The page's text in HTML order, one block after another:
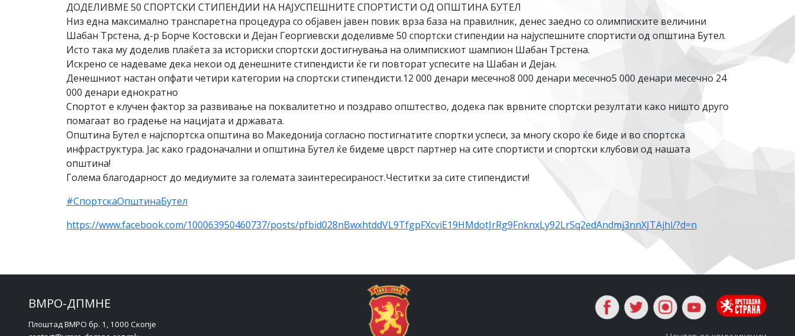
ДОДЕЛИВМЕ 50 СПОРТСКИ СТИПЕНДИИ НА НАЈУСПЕШНИТЕ СПОРТИСТИ ОД ОПШТИНА БУТЕЛ
Низ една максимално транспаретна процедура со објавен јавен повик врза база на правилник, денес заедно со олимписките величини
Шабан Трстена, д-р Борче Костовски и Дејан Георгиевски доделивме 50 спортски стипендии на најуспешните спортисти од општина Бутел.
Исто така му доделив плаќета за историски спортски достигнувања на олимпискиот шампион Шабан Трстена.
Искрено се надеваме дека некои од денешните стипендисти ќе ги повторат успесите на Шабан и Дејан.
Денешниот настан опфати четири категории на спортски стипендисти.12 000 денари месечно8 000 денари месечно5 000 денари месечно 24
000 денари еднократно
Спортот е клучен фактор за развивање на поквалитетно и поздраво општество, додека пак врвните спортски резултати како ништо друго
помагаат во градење на нацијата и државата.
Општина Бутел е најспортска општина во Македонија согласно постигнатите спортки успеси, за многу скоро ќе биде и во спортска
инфраструктура. Јас како градоначални и општина Бутел ќе бидеме цврст партнер на сите спортисти и спортски клубови од нашата
општина!
Голема благодарност до медиумите за големата заинтересираност.Честитки за сите стипендисти!
#СпортскаОпштинаБутел
https://www.facebook.com/100063950460737/posts/pfbid028nBwxhtddVL9TfgpFXcviE19HMdotJrRg9FnknxLy92LrSq2edAndmj3nnXJTAjhl/?d=n
ВМРО-ДПМНЕ
Плоштад ВМРО бр. 1, 1000 Скопје